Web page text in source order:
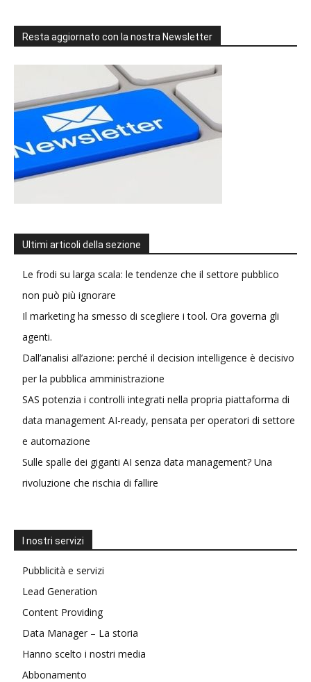
Resta aggiornato con la nostra Newsletter
Ultimi articoli della sezione
Le frodi su larga scala: le tendenze che il settore pubblico
non può più ignorare
Il marketing ha smesso di scegliere i tool. Ora governa gli
agenti.
Dall’analisi all’azione: perché il decision intelligence è decisivo
per la pubblica amministrazione
SAS potenzia i controlli integrati nella propria piattaforma di
data management AI-ready, pensata per operatori di settore
e automazione
Sulle spalle dei giganti AI senza data management? Una
rivoluzione che rischia di fallire
I nostri servizi
Pubblicità e servizi
Lead Generation
Content Providing
Data Manager – La storia
Hanno scelto i nostri media
Abbonamento